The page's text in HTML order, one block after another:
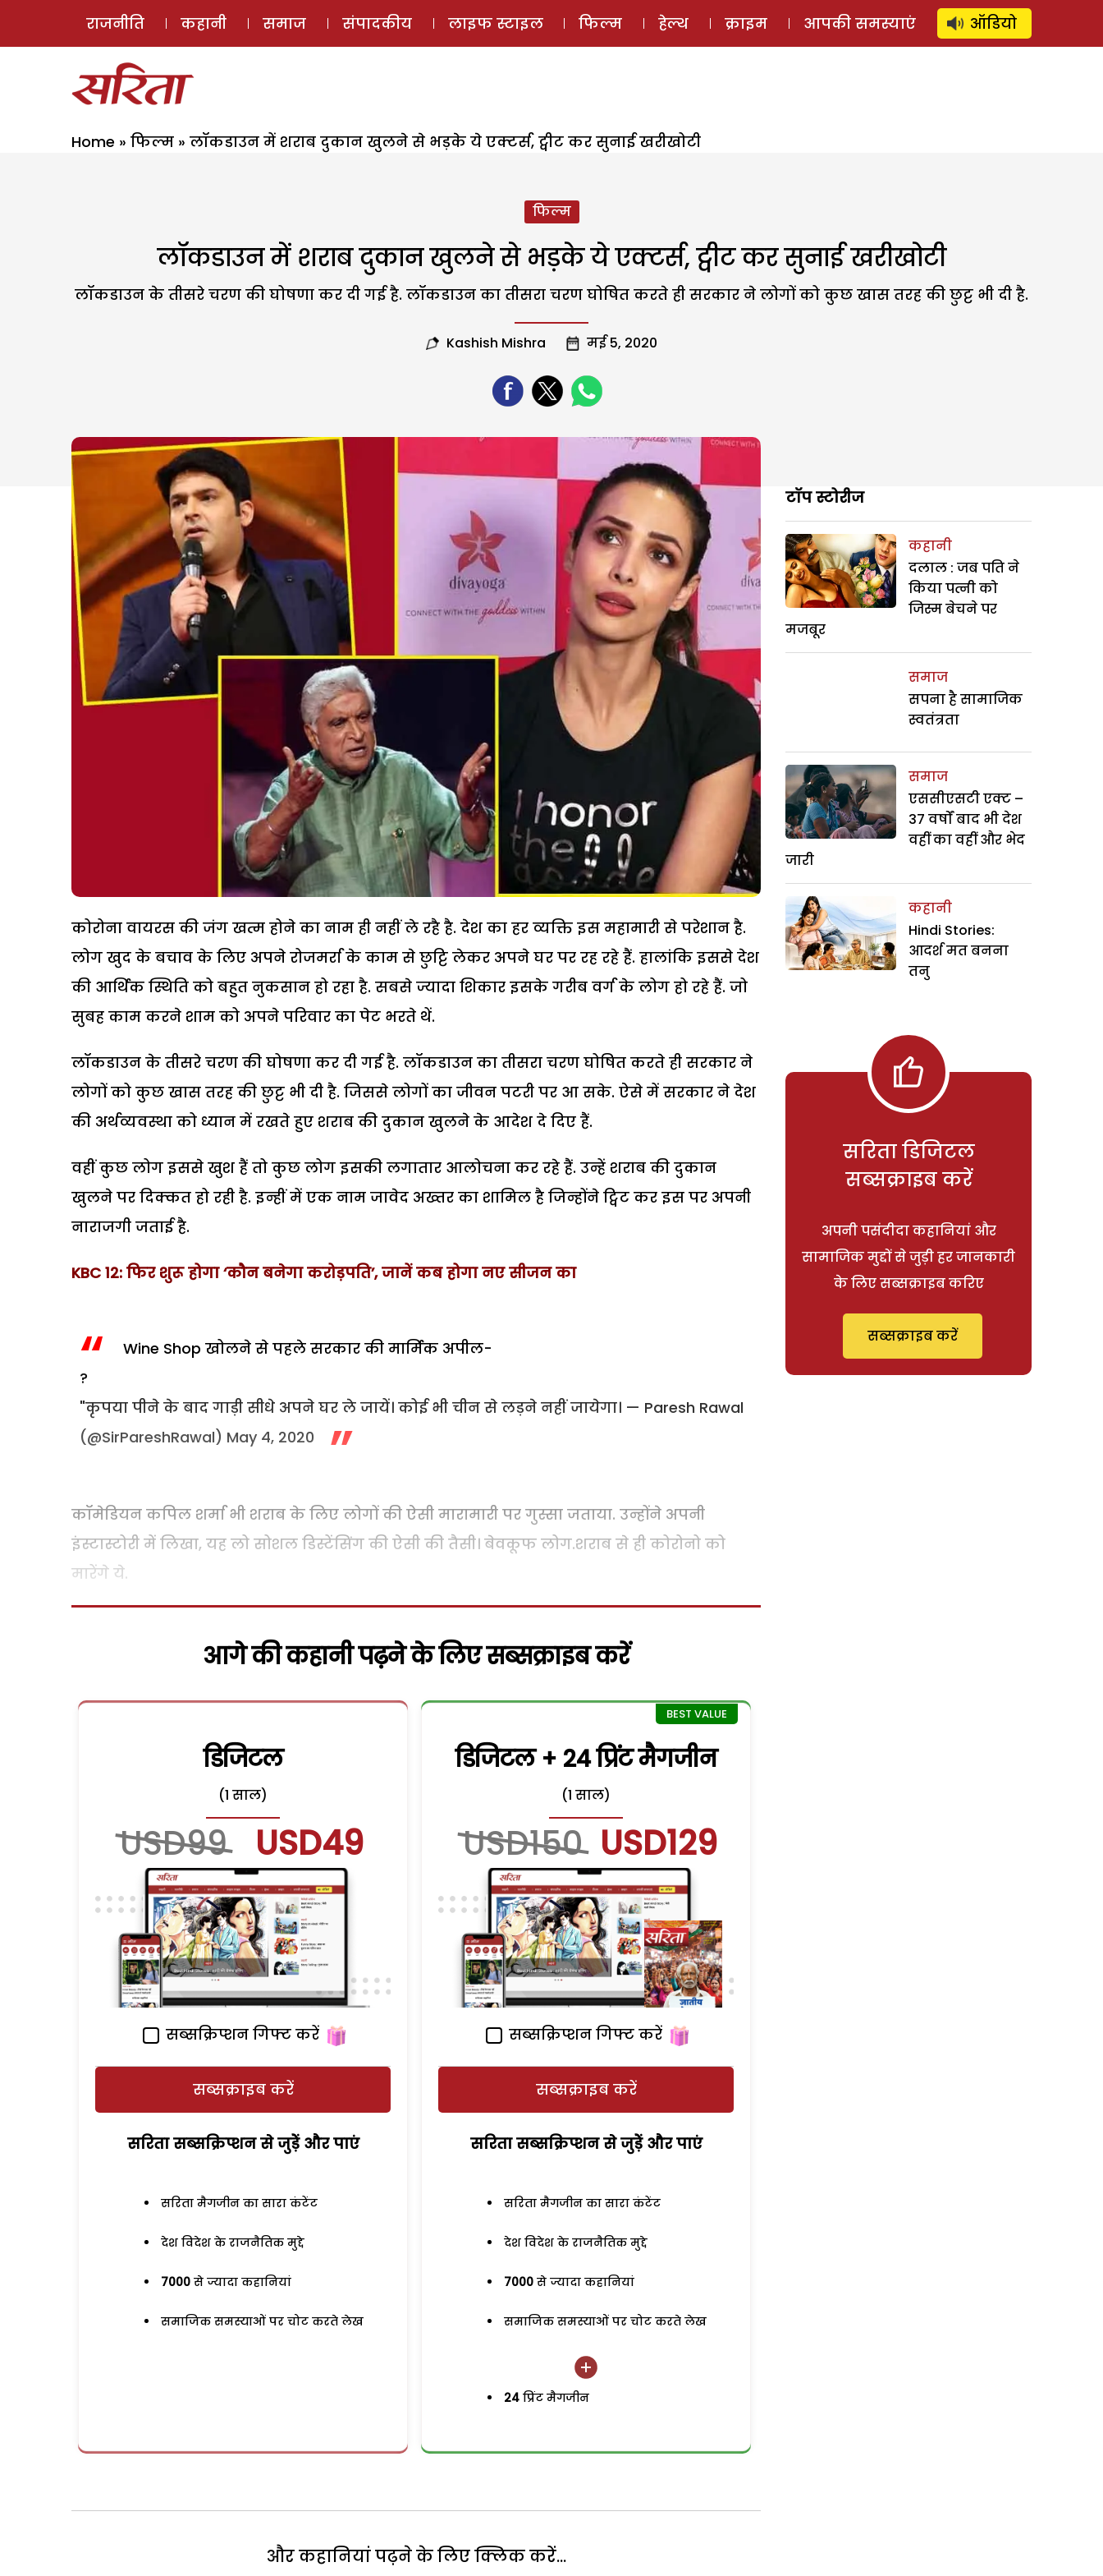
ई-मैगज़ीन ऑडियो स्टोरी लॉग इन ⚲ SUBSCRIBE
राजनीति कहानी समाज संपादकीय लाइफ स्टाइल फिल्म हेल्थ क्राइम आपकी समस्याएं ऑडियो
Home » फिल्म » लॉकडाउन में शराब दुकान खुलने से भड़के ये एक्टर्स, ट्वीट कर सुनाई खरीखोटी
फिल्म
लॉकडाउन में शराब दुकान खुलने से भड़के ये एक्टर्स, ट्वीट कर सुनाई खरीखोटी
लॉकडाउन के तीसरे चरण की घोषणा कर दी गई है. लॉकडाउन का तीसरा चरण घोषित करते ही सरकार ने लोगों को कुछ खास तरह की छुट्ट भी दी है.
Kashish Mishra मई 5, 2020
कोरोना वायरस की जंग खत्म होने का नाम ही नहीं ले रहै है. देश का हर व्यक्ति इस महामारी से परेशान है.
लोग खुद के बचाव के लिए अपने रोजमर्रा के काम से छुट्टि लेकर अपने घर पर रह रहे हैं. हालांकि इससे देश
की आर्थिक स्थिति को बहुत नुकसान हो रहा है. सबसे ज्यादा शिकार इसके गरीब वर्ग के लोग हो रहे हैं. जो
सुबह काम करने शाम को अपने परिवार का पेट भरते थें.
लॉकडाउन के तीसरे चरण की घोषणा कर दी गई है. लॉकडाउन का तीसरा चरण घोषित करते ही सरकार ने
लोगों को कुछ खास तरह की छुट्ट भी दी है. जिससे लोगों का जीवन पटरी पर आ सके. ऐसे में सरकार ने देश
की अर्थव्यवस्था को ध्यान में रखते हुए शराब की दुकान खुलने के आदेश दे दिए हैं.
वहीं कुछ लोग इससे खुश हैं तो कुछ लोग इसकी लगातार आलोचना कर रहे हैं. उन्हें शराब की दुकान
खुलने पर दिक्कत हो रही है. इन्हीं में एक नाम जावेद अख्तर का शामिल है जिन्होंने ट्विट कर इस पर अपनी
नाराजगी जताई है.
KBC 12: फिर शुरू होगा ‘कौन बनेगा करोड़पति’, जानें कब होगा नए सीजन का
Wine Shop खोलने से पहले सरकार की मार्मिक अपील-
?
"कृपया पीने के बाद गाड़ी सीधे अपने घर ले जायें। कोई भी चीन से लड़ने नहीं जायेगा। — Paresh Rawal
(@SirPareshRawal) May 4, 2020
कॉमेडियन कपिल शर्मा भी शराब के लिए लोगों की ऐसी मारामारी पर गुस्सा जताया. उन्होंने अपनी
इंस्टास्टोरी में लिखा, यह लो सोशल डिस्टेंसिंग की ऐसी की तैसी। बेवकूफ लोग.शराब से ही कोरोनो को
मारेंगे ये.
आगे की कहानी पढ़ने के लिए सब्सक्राइब करें
डिजिटल
(1 साल)
USD99 USD49
सब्सक्रिप्शन गिफ्ट करें
सब्सक्राइब करें
सरिता सब्सक्रिप्शन से जुड़ेें और पाएं
सरिता मैगजीन का सारा कंटेंट
देश विदेश के राजनैतिक मुद्दे
7000 से ज्यादा कहानियां
समाजिक समस्याओं पर चोट करते लेख
डिजिटल + 24 प्रिंट मैगजीन
(1 साल)
USD150 USD129
सब्सक्रिप्शन गिफ्ट करें
सब्सक्राइब करें
सरिता सब्सक्रिप्शन से जुड़ेें और पाएं
सरिता मैगजीन का सारा कंटेंट
देश विदेश के राजनैतिक मुद्दे
7000 से ज्यादा कहानियां
समाजिक समस्याओं पर चोट करते लेख
24 प्रिंट मैगजीन
और कहानियां पढ़ने के लिए क्लिक करें...
टॉप स्टोरीज
कहानी
दलाल : जब पति ने
किया पत्नी को
जिस्म बेचने पर
मजबूर
समाज
सपना है सामाजिक
स्वतंत्रता
समाज
एससीएसटी एक्ट –
37 वर्षों बाद भी देश
वहीं का वहीं और भेद
जारी
कहानी
Hindi Stories:
आदर्श मत बनना
तनु
सरिता डिजिटल
सब्सक्राइब करें
अपनी पसंदीदा कहानियां और
सामाजिक मुद्दों से जुड़ी हर जानकारी
के लिए सब्सक्राइब करिए
सब्सक्राइब करें